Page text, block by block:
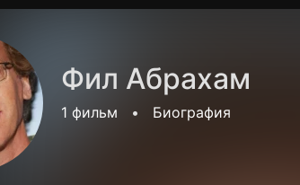
Фил Абрахам
1 фильм • Биография
Бесплатные каналы Контакты